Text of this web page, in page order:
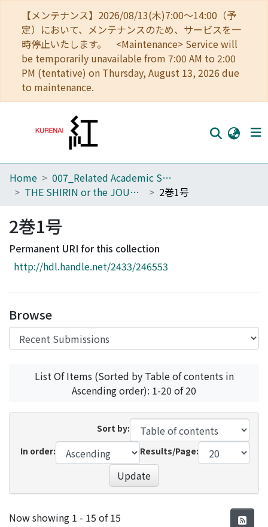
【メンテナンス】2026/08/13(木)7:00～14:00（予
定）において、メンテナンスのため、サービスを一
時停止いたします。 <Maintenance> Service will
be temporarily unavailable from 7:00 AM to 2:00
PM (tentative) on Thursday, August 13, 2026 due
to maintenance.
Home
Browse
Download Ranking
Access Statistics
Home
007_Related Academic Societies
THE SHIRIN or the JOURNAL OF HISTORY
2巻1号
2巻1号
Permanent URI for this collection
http://hdl.handle.net/2433/246553
Browse
List Of Items (Sorted by Table of contents in
Ascending order): 1-20 of 20
Sort by:
In order:
Results/Page:
Update
Recent Submissions
Now showing 1 - 15 of 15